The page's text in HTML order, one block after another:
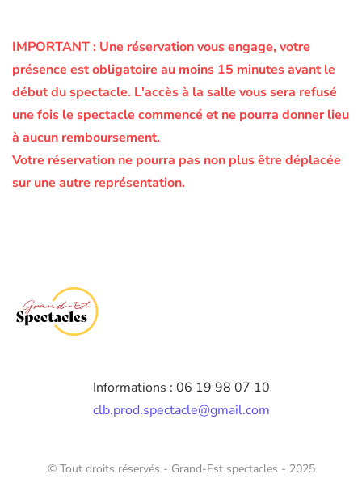
IMPORTANT : Une réservation vous engage, votre
présence est obligatoire au moins 15 minutes avant le
début du spectacle. L'accès à la salle vous sera refusé
une fois le spectacle commencé et ne pourra donner lieu
à aucun remboursement.
Votre réservation ne pourra pas non plus être déplacée
sur une autre représentation.
Informations : 06 19 98 07 10
clb.prod.spectacle@gmail.com
© Tout droits réservés - Grand-Est spectacles - 2025